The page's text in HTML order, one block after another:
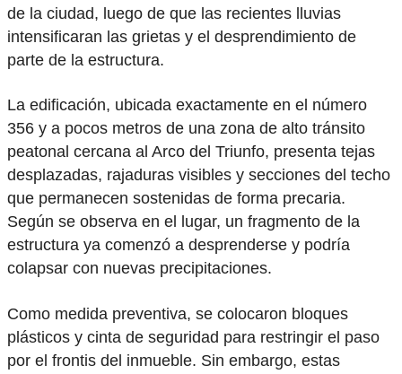
de la ciudad, luego de que las recientes lluvias
intensificaran las grietas y el desprendimiento de
parte de la estructura.
La edificación, ubicada exactamente en el número
356 y a pocos metros de una zona de alto tránsito
peatonal cercana al Arco del Triunfo, presenta tejas
desplazadas, rajaduras visibles y secciones del techo
que permanecen sostenidas de forma precaria.
Según se observa en el lugar, un fragmento de la
estructura ya comenzó a desprenderse y podría
colapsar con nuevas precipitaciones.
Como medida preventiva, se colocaron bloques
plásticos y cinta de seguridad para restringir el paso
por el frontis del inmueble. Sin embargo, estas